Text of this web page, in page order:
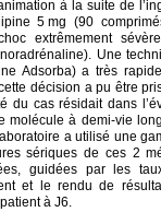
à la suite de
5 mg (90
extrêmement
Une
Adsorba) a très
décision a pu être
du cas résidait dans
molécule à demi-vie
a utilisé une
sériques de ces 2
guidées par les
et le rendu de
à J6.